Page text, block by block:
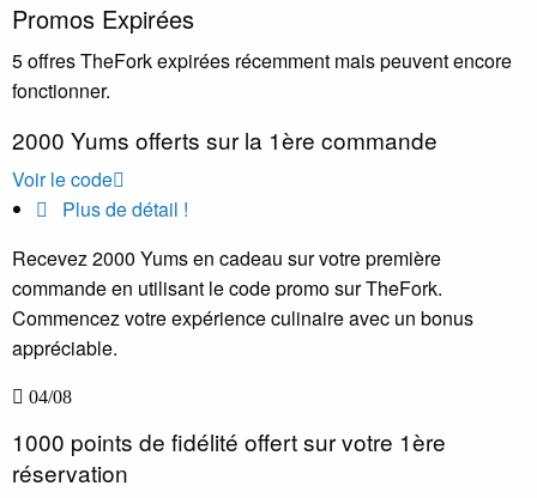
Promos Expirées
5offres TheFork expirées récemment mais peuvent encore
fonctionner.
2000 Yums offerts sur la 1ère commande
Voir le code
Plus de détail !
Recevez 2000 Yums en cadeau sur votre première
commande en utilisant le code promo sur TheFork.
Commencez votre expérience culinaire avec un bonus
appréciable.
04/08
1000 points de fidélité offert sur votre 1ère
réservation